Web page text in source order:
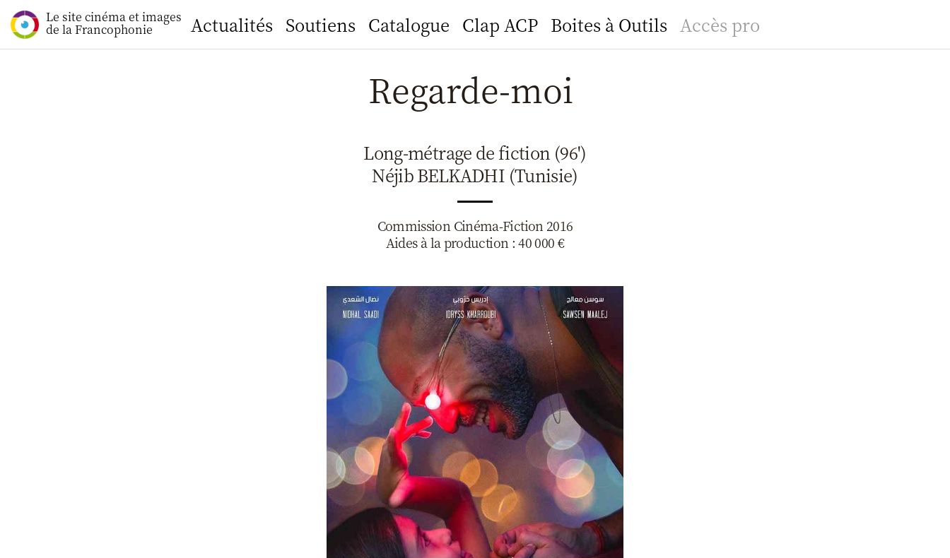
Le site cinéma et images
de la Francophonie Actualités Soutiens Catalogue Clap ACP Boites à Outils Accès pro
Regarde-moi
Long-métrage de fiction (96')
Néjib BELKADHI (Tunisie)
Commission Cinéma-Fiction 2016
Aides à la production : 40 000 €